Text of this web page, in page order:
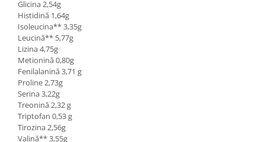
Glicina 2,54g
Histidină 1,64g
Isoleucina** 3,35g
Leucină** 5,77g
Lizina 4,75g
Metionină 0,80g
Fenilalanină 3,71 g
Proline 2,73g
Serina 3,22g
Treonină 2,32 g
Triptofan 0,53 g
Tirozina 2,56g
Valină** 3,55g